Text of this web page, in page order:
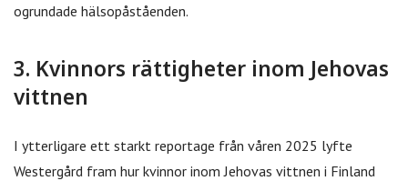
ogrundade hälsopåståenden.
3. Kvinnors rättigheter inom Jehovas
vittnen
I ytterligare ett starkt reportage från våren 2025 lyfte
Westergård fram hur kvinnor inom Jehovas vittnen i Finland